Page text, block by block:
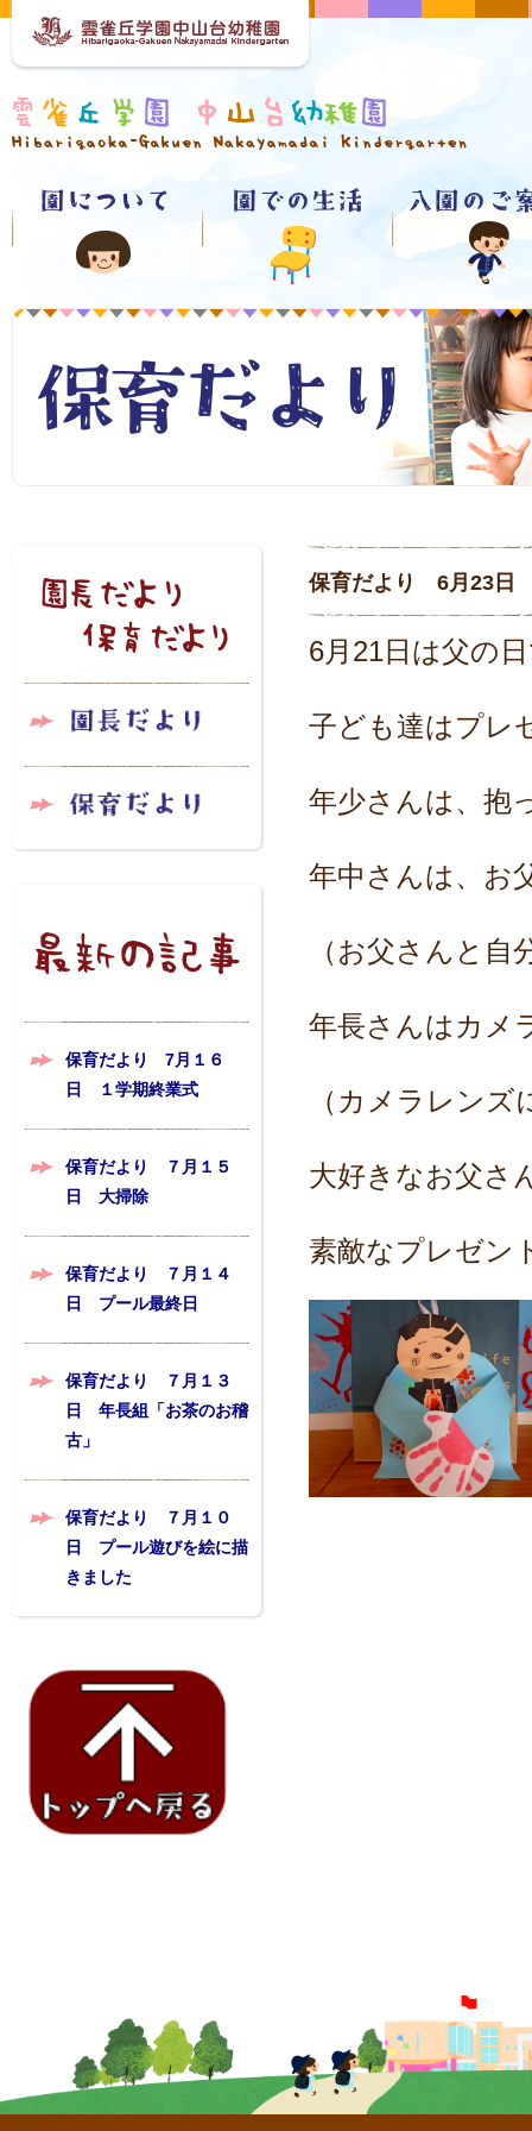
保育だより 7月１６
日 １学期終業式
保育だより ７月１５
日 大掃除
保育だより ７月１４
日 プール最終日
保育だより ７月１３
日 年長組「お茶のお稽
古」
保育だより ７月１０
日 プール遊びを絵に描
きました
保育だより 6月23日
6月21日は父の
子ども達はプレ
年少さんは、抱
年中さんは、お
（お父さんと
年長さんはカメ
（カメラレン
大好きなお父さ
素敵なプレゼン